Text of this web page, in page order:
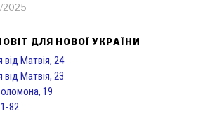
2025
ДЛЯ НОВОЇ УКРАЇНИ
від Матвія, 24
від Матвія, 23
19
82